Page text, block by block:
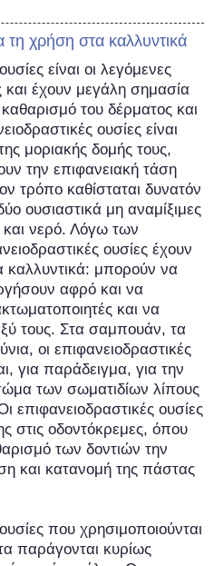
τη χρήση στα καλλυντικά
είναι οι λεγόμενες
και έχουν μεγάλη σημασία
του δέρματος και
ουσίες είναι
μοριακής δομής τους,
την επιφανειακή τάση
τρόπο καθίσταται δυνατόν
ουσιαστικά μη αναμίξιμες
και νερό. Λόγω των
ουσίες έχουν
καλλυντικά: μπορούν να
αφρό και να
και να
τους. Στα σαμπουάν, τα
οι επιφανειοδραστικές
για παράδειγμα, για την
των σωματιδίων λίπους
επιφανειοδραστικές ουσίες
στις οδοντόκρεμες, όπου
των δοντιών την
και κατανομή της πάστας
που χρησιμοποιούνται
παράγονται κυρίως